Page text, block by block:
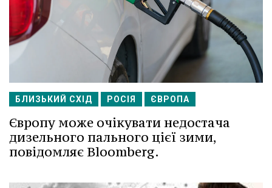
БЛИЗЬКИЙ СХІД РОСІЯ ЄВРОПА
Європу може очікувати недостача
дизельного пального цієї зими,
повідомляє Bloomberg.